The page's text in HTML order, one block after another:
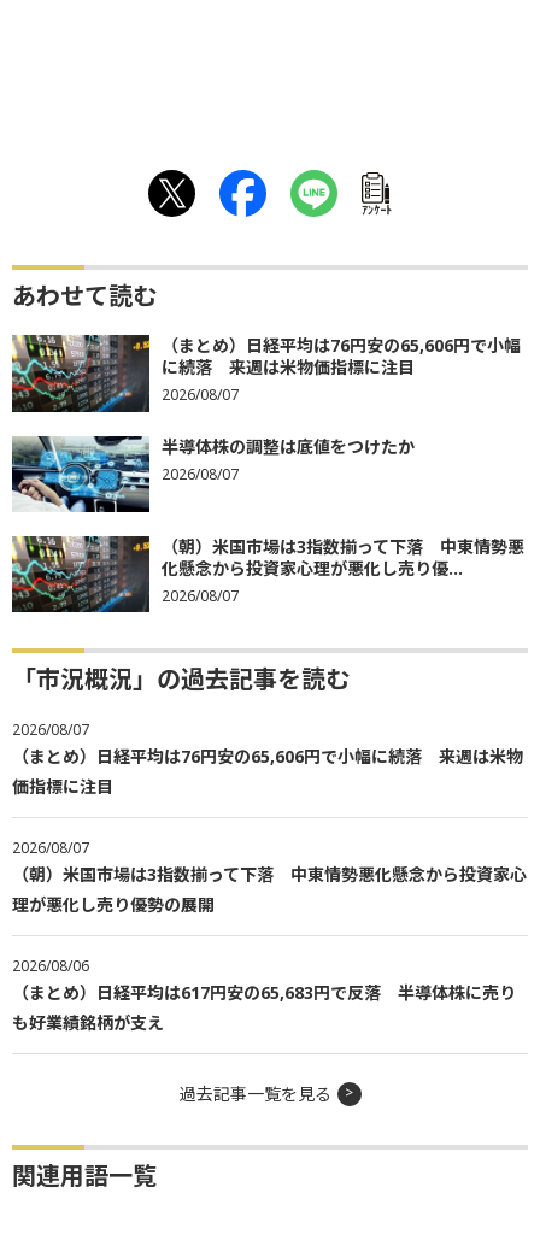
ｱﾝｹｰﾄ
あわせて読む
（まとめ）日経平均は76円安の65,606円で小幅
に続落 来週は米物価指標に注目
2026/08/07
半導体株の調整は底値をつけたか
2026/08/07
（朝）米国市場は3指数揃って下落 中東情勢悪
化懸念から投資家心理が悪化し売り優...
2026/08/07
「市況概況」の過去記事を読む
2026/08/07
（まとめ）日経平均は76円安の65,606円で小幅に続落 来週は米物
価指標に注目
2026/08/07
（朝）米国市場は3指数揃って下落 中東情勢悪化懸念から投資家心
理が悪化し売り優勢の展開
2026/08/06
（まとめ）日経平均は617円安の65,683円で反落 半導体株に売り
も好業績銘柄が支え
過去記事一覧を見る
関連用語一覧